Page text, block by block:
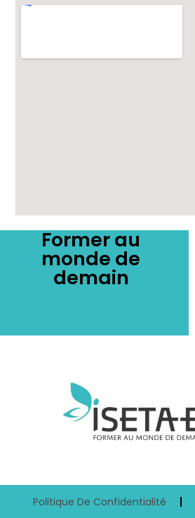
Former au
monde de
demain
Politique De Confidentialité